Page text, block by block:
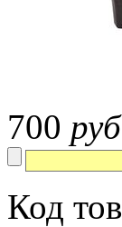
700 руб
Код